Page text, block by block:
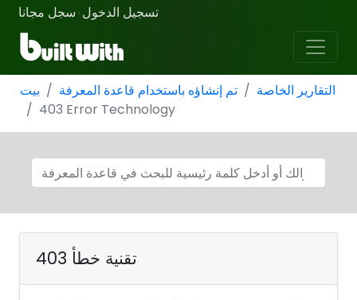
تسجيل الدخول · سجل مجانا
بيت تم إنشاؤه باستخدام قاعدة المعرفة
التقارير الخاصة
403 Error Technology
تقنية خطأ 403